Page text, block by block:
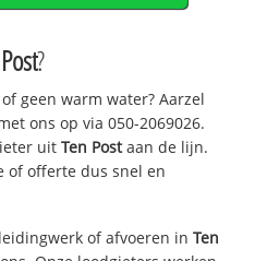
?
geen warm water? Aarzel
ons op via 050-2069026.
uitTen Postaan de lijn.
of offerte dus snel en
of afvoeren inTen